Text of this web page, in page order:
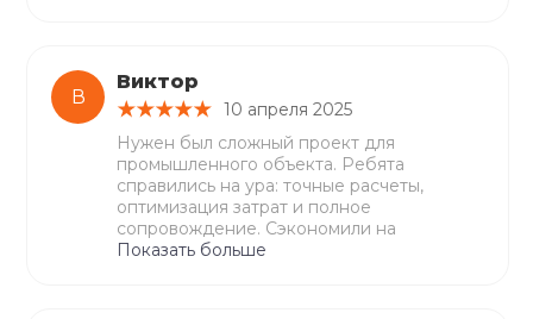
В
Виктор
10 апреля 2025
Нужен был сложный проект для
промышленного объекта. Ребята
справились на ура: точные расчеты,
оптимизация затрат и полное
сопровождение. Сэкономили на
Показать больше